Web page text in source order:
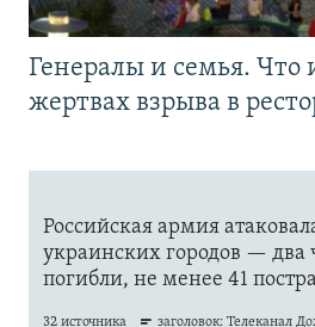
Генералы и семья. Что
жертвах взрыва в